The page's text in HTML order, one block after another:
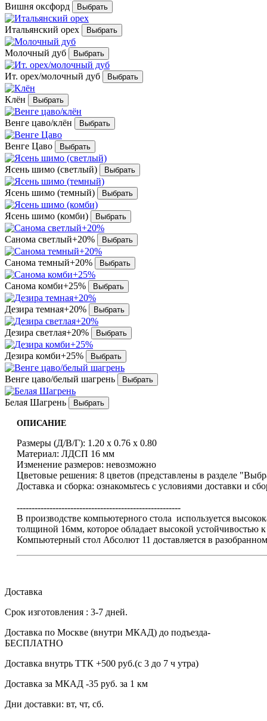
Вишня оксфорд
Итальянский орех
Молочный дуб
Ит. орех/молочный дуб
Клён
Венге цаво/клён
Венге Цаво
Ясень шимо (светлый)
Ясень шимо (темный)
Ясень шимо (комби)
Санома светлый+20%
Санома темный+20%
Санома комби+25%
Дезира темная+20%
Дезира светлая+20%
Дезира комби+25%
Венге цаво/белый шагрень
Белая Шагрень
ОПИСАНИЕ
Размеры (Д/В/Г): 1.20 х 0.76 х 0.80
Материал: ЛДСП 16 мм
Изменение размеров: невозможно
Цветовые решения: 8 цветов (представлены в разделе
Доставка и сборка: ознакомьтесь с условиями доставки и
-------------------------------------------------------
В производстве компьютерного стола используется
толщиной 16мм, которое обладает высокой
Компьютерный стол Абсолют 11 доставляется в
Доставка
Срок изготовления : 3-7 дней.
Доставка по Москве (внутри МКАД) до подъезда-
БЕСПЛАТНО
Доставка внутрь ТТК +500 руб.(с 3 до 7 ч утра)
Доставка за МКАД -35 руб. за 1 км
Дни доставки: вт, чт, сб.